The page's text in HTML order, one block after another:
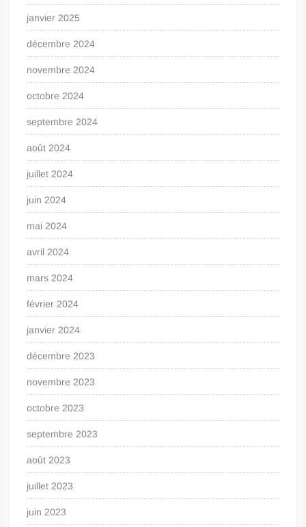
janvier 2025
décembre 2024
novembre 2024
octobre 2024
septembre 2024
août 2024
juillet 2024
juin 2024
mai 2024
avril 2024
mars 2024
février 2024
janvier 2024
décembre 2023
novembre 2023
octobre 2023
septembre 2023
août 2023
juillet 2023
juin 2023